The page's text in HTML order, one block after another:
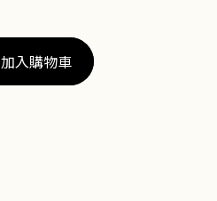
加入購物車